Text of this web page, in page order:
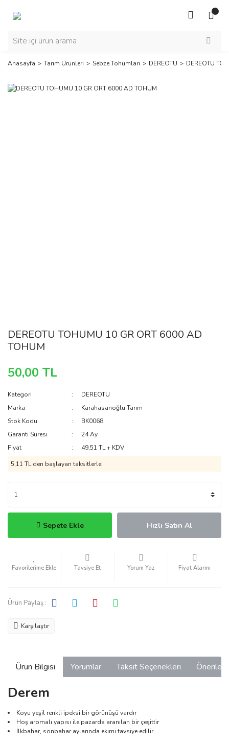
Anasayfa Tarım Ürünleri Sebze Tohumları DEREOTU DEREOTU
DEREOTU TOHUMU 10 GR ORT 6000 AD
TOHUM
50,00 TL
Kategori
DEREOTU
Marka
Karahasanoğlu Tarım
Stok Kodu
BK0068
Garanti Süresi
24 Ay
Fiyat
49,51 TL + KDV
5,11 TL den başlayan taksitlerle!
Sepete Ekle Hızlı Satın Al
Tavsiye Et Yorum Yaz Fiyat Alarmı
Ürün Paylaş :
Karşılaştır
Ürün Bilgisi Yorumlar Taksit Seçenekleri
Derem
Koyu yeşil renkli ipeksi bir görünüşü vardır
Hoş aromalı yapısı ile pazarda aranılan bir çeşittir
İlkbahar, sonbahar aylarında ekimi tavsiye edilir